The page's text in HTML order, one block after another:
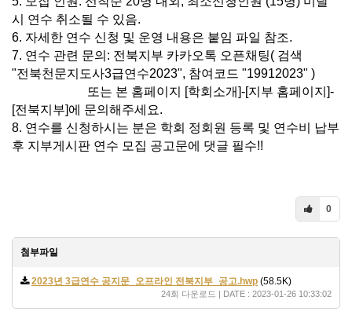
시 연수 취소될 수 있음.
6. 자세한 연수 신청 및 운영 내용은 붙임 파일 참조.
7. 연수 관련 문의: 전북지부 카카오톡 오픈채팅( 검색
"전북천문지도사3급연수2023", 참여코드 "19912023" )
또는 본 홈페이지 [학회소개]-[지부 홈페이지]-
[전북지부]에 문의해주세요.
8. 연수를 신청하시는 분은 학회 정회원 등록 및 연수비 납부
후 지부게시판 연수 모집 공고문에 댓글 필수!!
0
첨부파일
2023년 3급연수 공지문_오프라인 전북지부_공고.hwp (58.5K)
24회 다운로드 | DATE : 2023-01-26 10:33:02